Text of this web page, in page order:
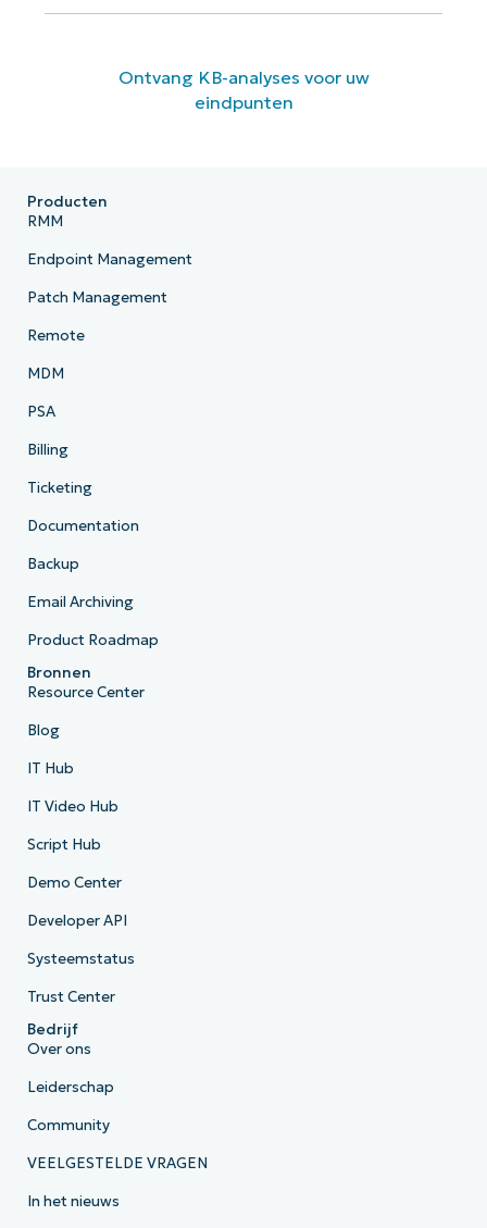
Ontvang KB-analyses voor uw
eindpunten
Producten
RMM
Endpoint Management
Patch Management
Remote
MDM
PSA
Billing
Ticketing
Documentation
Backup
Email Archiving
Product Roadmap
Bronnen
Resource Center
Blog
IT Hub
IT Video Hub
Script Hub
Demo Center
Developer API
Systeemstatus
Trust Center
Bedrijf
Over ons
Leiderschap
Community
VEELGESTELDE VRAGEN
In het nieuws